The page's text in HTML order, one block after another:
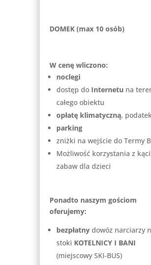
DOMEK (max 10 osób)
W cenę wliczono:
noclegi
dostęp do Internetu na
całego obiektu
opłatę klimatyczną,
parking
zniżki na wejście do Termy
Możliwość korzystania z
zabaw dla dzieci
Ponadto naszym gościom
oferujemy:
bezpłatnydowóz narciarzy
stoki KOTELNICY I BANI
(miejscowy SKI-BUS)